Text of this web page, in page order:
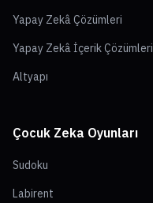
Yapay Zekâ Çözümleri
Yapay Zekâ İçerik Çözümleri
Altyapı
Çocuk Zeka Oyunları
Sudoku
Labirent